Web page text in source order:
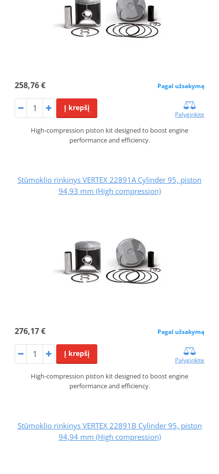
258,76 € Pagal užsakymą
Į krepšį
Palyginkite
High-compression piston kit designed to boost engine
performance and efficiency.
Stūmoklio rinkinys VERTEX 22891A Cylinder 95, piston
94,93 mm (High compression)
276,17 € Pagal užsakymą
Į krepšį
Palyginkite
High-compression piston kit designed to boost engine
performance and efficiency.
Stūmoklio rinkinys VERTEX 22891B Cylinder 95, piston
94,94 mm (High compression)